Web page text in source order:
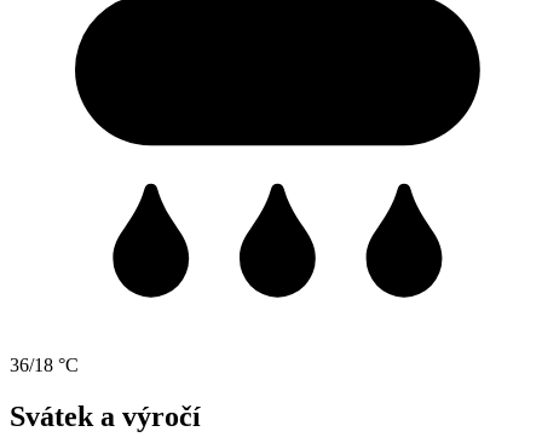
36/18 °C
Svátek a výročí